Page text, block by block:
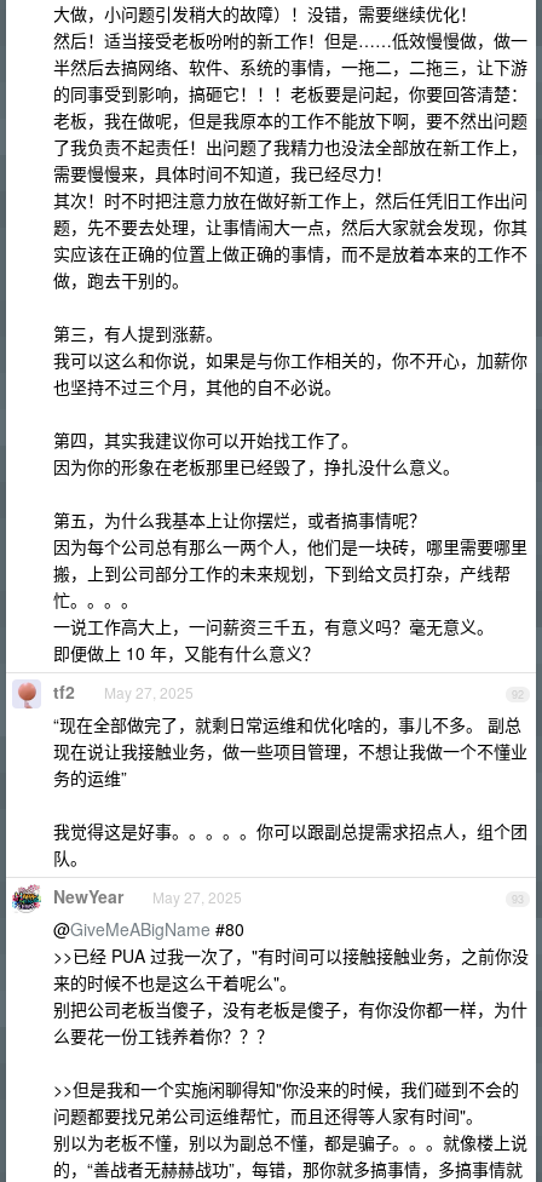
大做，小问题引发稍大的故障）！没错，需要继续优化！
然后！适当接受老板吩咐的新工作！但是……低效慢慢做，做一
半然后去搞网络、软件、系统的事情，一拖二，二拖三，让下游
的同事受到影响，搞砸它！！！老板要是问起，你要回答清楚：
老板，我在做呢，但是我原本的工作不能放下啊，要不然出问题
了我负责不起责任！出问题了我精力也没法全部放在新工作上，
需要慢慢来，具体时间不知道，我已经尽力！
其次！时不时把注意力放在做好新工作上，然后任凭旧工作出问
题，先不要去处理，让事情闹大一点，然后大家就会发现，你其
实应该在正确的位置上做正确的事情，而不是放着本来的工作不
做，跑去干别的。
第三，有人提到涨薪。
我可以这么和你说，如果是与你工作相关的，你不开心，加薪你
也坚持不过三个月，其他的自不必说。
第四，其实我建议你可以开始找工作了。
因为你的形象在老板那里已经毁了，挣扎没什么意义。
第五，为什么我基本上让你摆烂，或者搞事情呢？
因为每个公司总有那么一两个人，他们是一块砖，哪里需要哪里
搬，上到公司部分工作的未来规划，下到给文员打杂，产线帮
忙。。。。
一说工作高大上，一问薪资三千五，有意义吗？毫无意义。
即便做上 10 年，又能有什么意义？
92
tf2 May 27, 2025
“现在全部做完了，就剩日常运维和优化啥的，事儿不多。 副总
现在说让我接触业务，做一些项目管理，不想让我做一个不懂业
务的运维”
我觉得这是好事。。。。。你可以跟副总提需求招点人，组个团
队。
93
NewYear May 27, 2025
@GiveMeABigName #80
>>已经 PUA 过我一次了，"有时间可以接触接触业务，之前你没
来的时候不也是这么干着呢么"。
别把公司老板当傻子，没有老板是傻子，有你没你都一样，为什
么要花一份工钱养着你？？？
>>但是我和一个实施闲聊得知"你没来的时候，我们碰到不会的
问题都要找兄弟公司运维帮忙，而且还得等人家有时间"。
别以为老板不懂，别以为副总不懂，都是骗子。。。就像楼上说
的，“善战者无赫赫战功”，每错，那你就多搞事情，多搞事情就